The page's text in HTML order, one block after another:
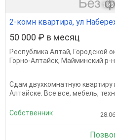
1 из
2-комн квартира, ул
50 000 ₽ в месяц
Республика Алтай, Городской
Горно-Алтайск, Майминский р-н
Сдам двухкомнатную квартиру
Алтайске. Все все, мебель,
Собственник 28.06